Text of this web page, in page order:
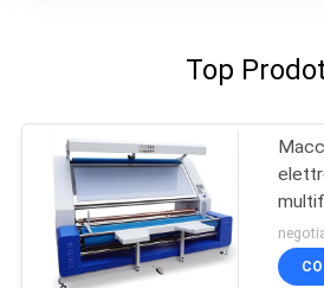
Top
bordo